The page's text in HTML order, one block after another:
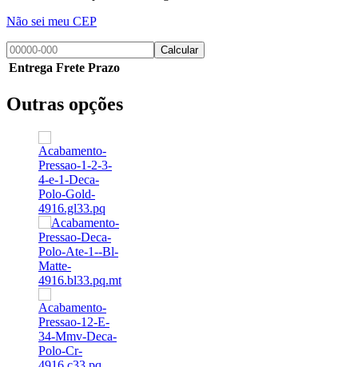
Não sei meu CEP
Calcular
Entrega Frete Prazo
Outras opções